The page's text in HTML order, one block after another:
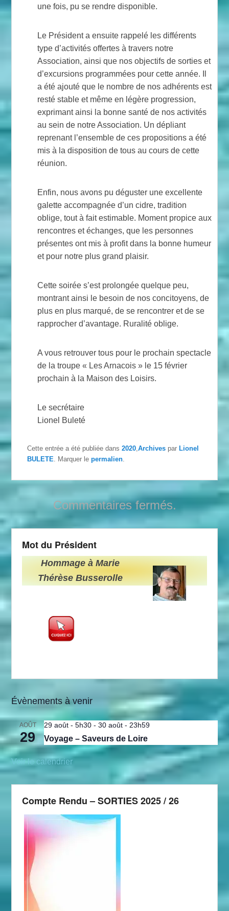
une fois, pu se rendre disponible.
Le Président a ensuite rappelé les différents
type d’activités offertes à travers notre
Association, ainsi que nos objectifs de sorties et
d’excursions programmées pour cette année. Il
a été ajouté que le nombre de nos adhérents est
resté stable et même en légère progression,
exprimant ainsi la bonne santé de nos activités
au sein de notre Association. Un dépliant
reprenant l’ensemble de ces propositions a été
mis à la disposition de tous au cours de cette
réunion.
Enfin, nous avons pu déguster une excellente
galette accompagnée d’un cidre, tradition
oblige, tout à fait estimable. Moment propice aux
rencontres et échanges, que les personnes
présentes ont mis à profit dans la bonne humeur
et pour notre plus grand plaisir.
Cette soirée s’est prolongée quelque peu,
montrant ainsi le besoin de nos concitoyens, de
plus en plus marqué, de se rencontrer et de se
rapprocher d’avantage. Ruralité oblige.
A vous retrouver tous pour le prochain spectacle
de la troupe « Les Arnacois » le 15 février
prochain à la Maison des Loisirs.
Le secrétaire
Lionel Buleté
Cette entrée a été publiée dans2020 ,Archives parLionel
BULETE . Marquer lepermalien
Commentaires fermés.
Mot du Président
Hommage à Marie
Thérèse Busserolle
Évènements à venir
AOÛT
29
29 août - 5h30 -30 août - 23h59
Voyage – Saveurs de Loire
Voir le calendrier
Compte Rendu – SORTIES 2025 / 26